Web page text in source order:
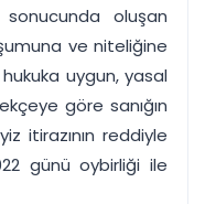
oluşan
ve niteliğine
uygun, yasal
göre sanığın
itirazının reddiyle
günü oybirliği ile